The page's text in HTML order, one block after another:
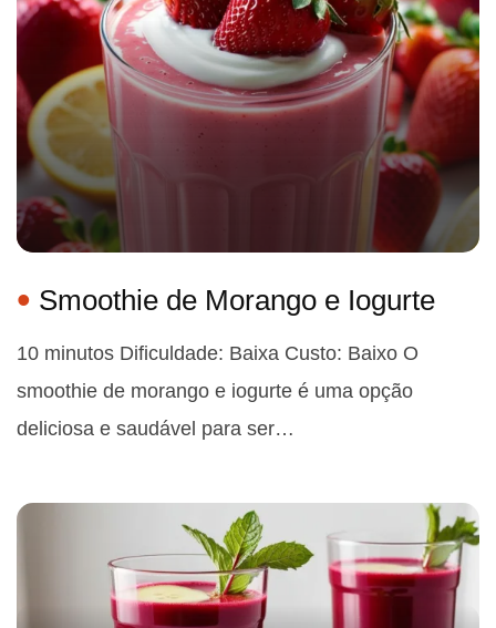
Smoothie de Morango e Iogurte
10 minutos Dificuldade: Baixa Custo: Baixo O
smoothie de morango e iogurte é uma opção
deliciosa e saudável para ser…